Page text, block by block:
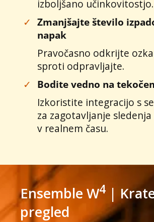
izboljšano učinkovitostjo.
✓ Zmanjšajte število
napak
Pravočasno odkrijte
sproti odpravljajte.
✓
Bodite vedno na
Izkoristite integracijo s
za zagotavljanje
v realnem času.
Ensemble W4 |
pregled